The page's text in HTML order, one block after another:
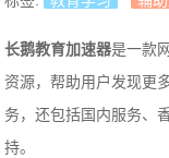
长鹅教育加速器是一款
资源，帮助用户发现更
务，还包括国内服务、
持。